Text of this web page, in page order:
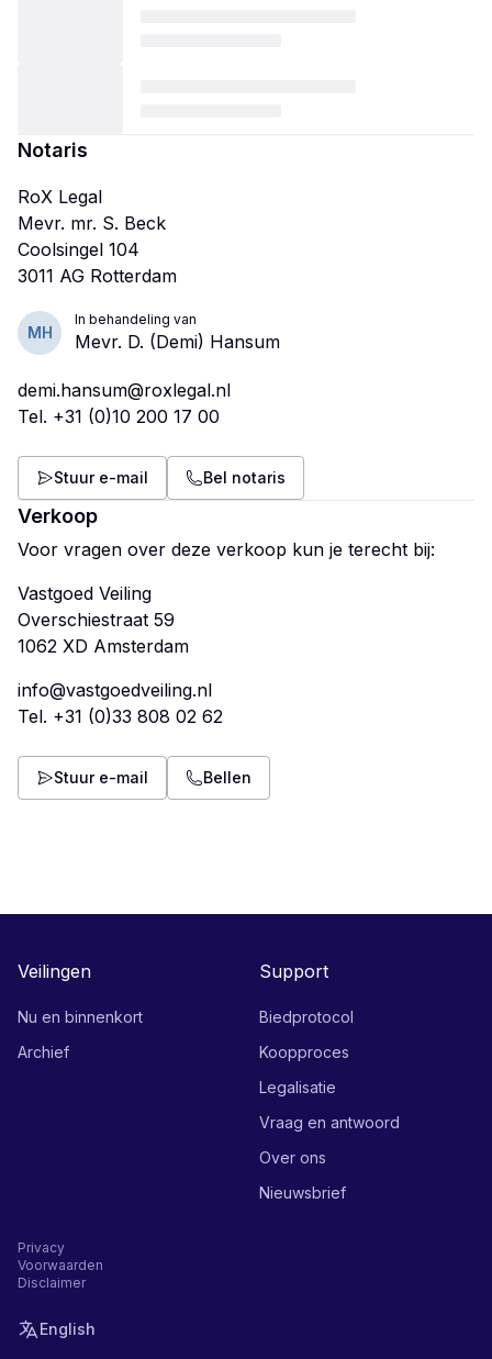
Notaris
RoX Legal
Mevr. mr. S. Beck
Coolsingel 104
MH
In behandeling van
Mevr. D. (Demi) Hansum
demi.hansum@roxlegal.nl
Tel. +31 (0)10 200 17 00
Stuur e-mail Bel notaris
Verkoop
Voor vragen over deze verkoop kun je terecht bij:
Vastgoed Veiling
Overschiestraat 59
info@vastgoedveiling.nl
Tel. +31 (0)33 808 02 62
Stuur e-mail Bellen
Veilingen
Nu en binnenkort
Archief
Support
Biedprotocol
Koopproces
Legalisatie
Vraag en antwoord
Over ons
Nieuwsbrief
Privacy
Voorwaarden
Disclaimer
English